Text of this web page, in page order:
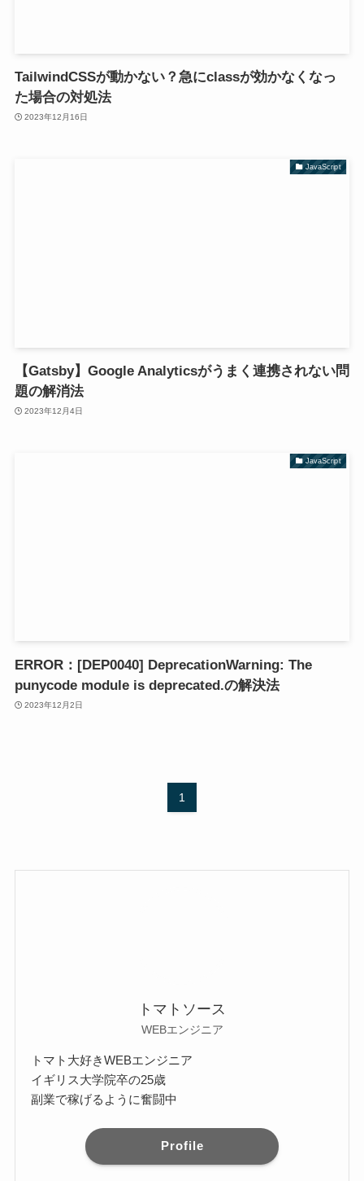
TailwindCSSが動かない？急にclassが効かなくなっ
た場合の対処法
2023年12月16日
JavaScript
【Gatsby】Google Analyticsがうまく連携されない問
題の解消法
2023年12月4日
JavaScript
ERROR：[DEP0040] DeprecationWarning: The
punycode module is deprecated.の解決法
2023年12月2日
1
トマトソース
WEBエンジニア
トマト大好きWEBエンジニア
イギリス大学院卒の25歳
副業で稼げるように奮闘中
Profile